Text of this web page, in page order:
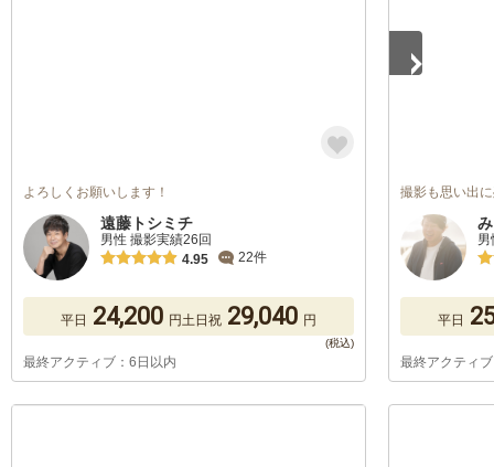
よろしくお願いします！
遠藤トシミチ
男性 撮影実績26回
4.95
22件
平日 24,200 円土日祝 29,040 円
最終アクティブ：6日以内
撮影も思い出
平日
最終アクティ